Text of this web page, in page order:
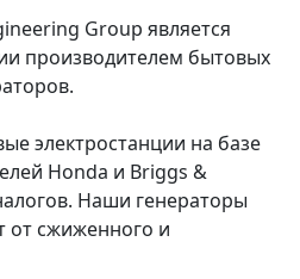
Group является
производителем бытовых
электростанции на базе
Honda и Briggs &
Наши генераторы
от сжиженного и